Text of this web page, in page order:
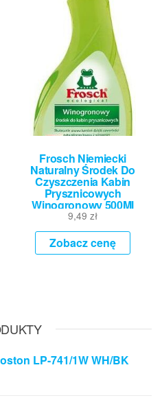
Frosch Niemiecki
Naturalny Środek Do
Czyszczenia Kabin
Prysznicowych
Winogronowy 500Ml
9,49zł
Zobacz cenę
LP-741/1W WH/BK